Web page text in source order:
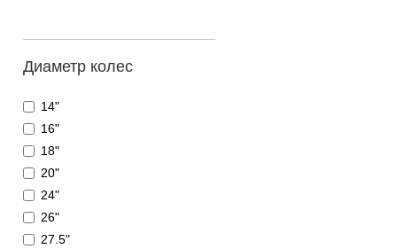
Диаметр колес
14"
16"
18"
20"
24"
26"
27.5"